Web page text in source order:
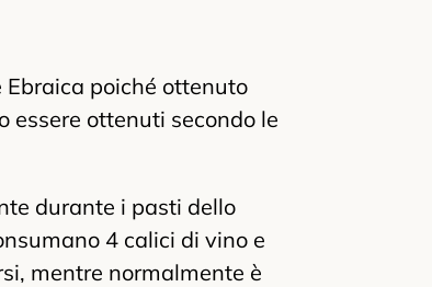
Ebraica poiché ottenuto
essere ottenuti secondo le
durante i pasti dello
4 calici di vino e
mentre normalmente è